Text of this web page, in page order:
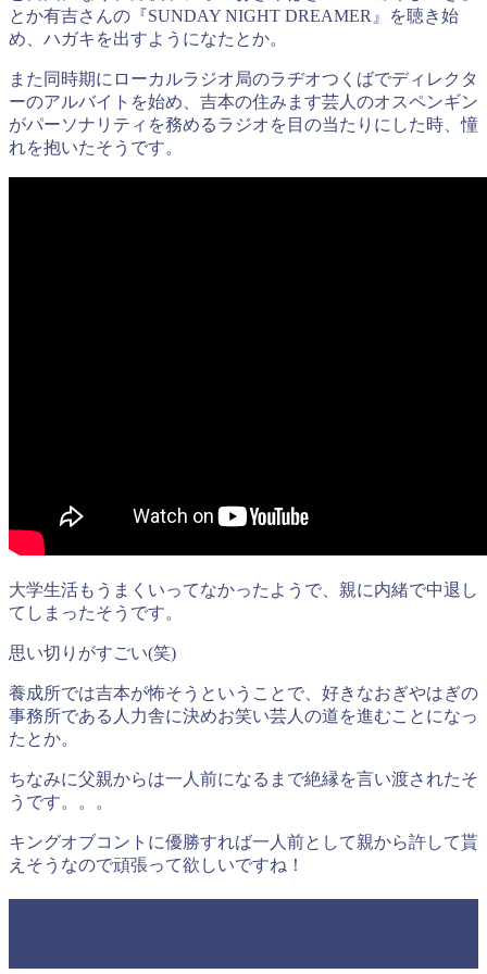
とか有吉さんの『SUNDAY NIGHT DREAMER』を聴き始
め、ハガキを出すようになたとか。
また同時期にローカルラジオ局のラヂオつくばでディレクタ
ーのアルバイトを始め、吉本の住みます芸人のオスペンギン
がパーソナリティを務めるラジオを目の当たりにした時、憧
れを抱いたそうです。
大学生活もうまくいってなかったようで、親に内緒で中退し
てしまったそうです。
思い切りがすごい(笑)
養成所では吉本が怖そうということで、好きなおぎやはぎの
事務所である人力舎に決めお笑い芸人の道を進むことになっ
たとか。
ちなみに父親からは一人前になるまで絶縁を言い渡されたそ
うです。。。
キングオブコントに優勝すれば一人前として親から許して貰
えそうなので頑張って欲しいですね！